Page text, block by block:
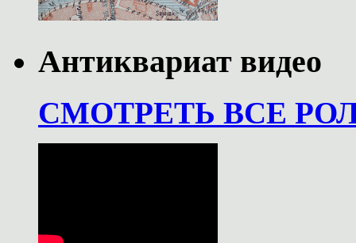
Антиквариат видео
СМОТРЕТЬ ВСЕ